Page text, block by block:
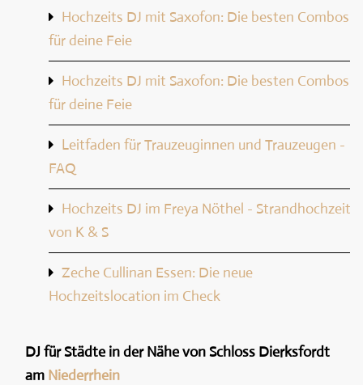
Hochzeits DJ mit Saxofon: Die besten Combos
für deine Feie
Hochzeits DJ mit Saxofon: Die besten Combos
für deine Feie
Leitfaden für Trauzeuginnen und Trauzeugen -
FAQ
Hochzeits DJ im Freya Nöthel - Strandhochzeit
von K & S
Zeche Cullinan Essen: Die neue
Hochzeitslocation im Check
DJ für Städte in der Nähe von Schloss Dierksfordt
am Niederrhein